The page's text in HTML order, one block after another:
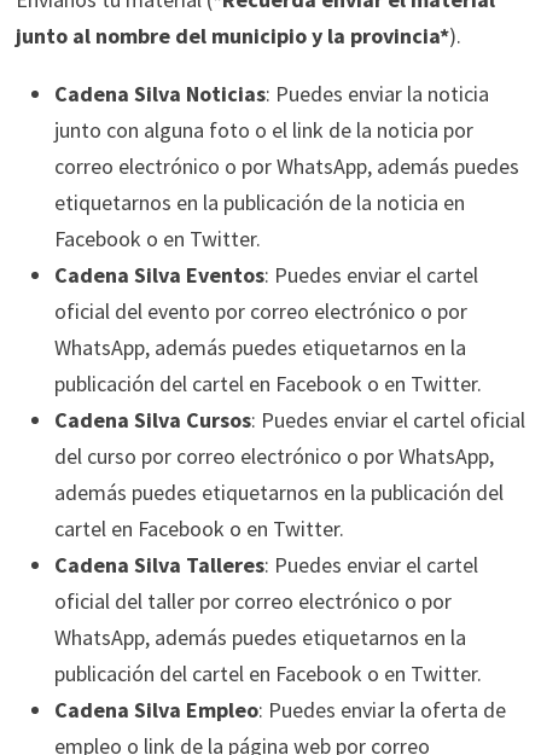
junto al nombre del municipio y la provincia*).
Cadena Silva Noticias: Puedes enviar la noticia
junto con alguna foto o el link de la noticia por
correo electrónico o por WhatsApp, además puedes
etiquetarnos en la publicación de la noticia en
Facebook o en Twitter.
Cadena Silva Eventos: Puedes enviar el cartel
oficial del evento por correo electrónico o por
WhatsApp, además puedes etiquetarnos en la
publicación del cartel en Facebook o en Twitter.
Cadena Silva Cursos: Puedes enviar el cartel oficial
del curso por correo electrónico o por WhatsApp,
además puedes etiquetarnos en la publicación del
cartel en Facebook o en Twitter.
Cadena Silva Talleres: Puedes enviar el cartel
oficial del taller por correo electrónico o por
WhatsApp, además puedes etiquetarnos en la
publicación del cartel en Facebook o en Twitter.
Cadena Silva Empleo: Puedes enviar la oferta de
empleo o link de la página web por correo